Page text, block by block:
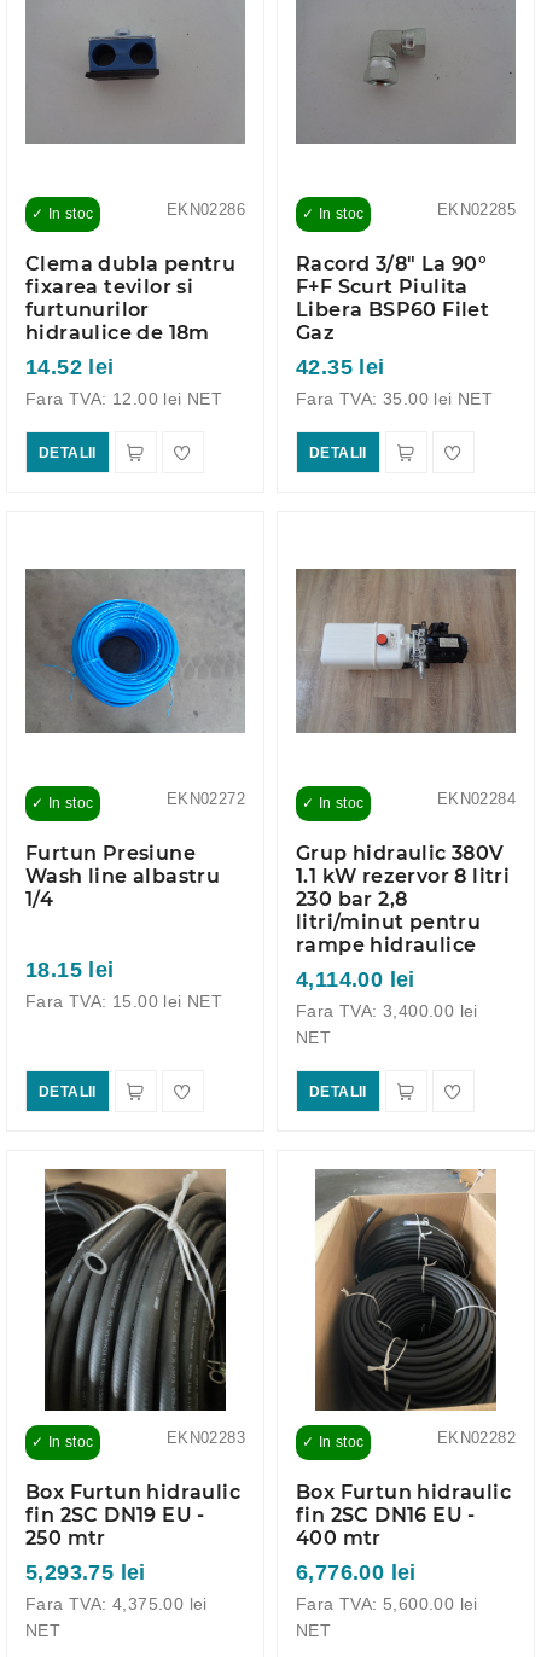
EKN02286
✓ In stoc
Clema dubla pentru
fixarea tevilor si
furtunurilor
hidraulice de 18m
14.52 lei
Fara TVA: 12.00 lei NET
DETALII
EKN02285
✓ In stoc
Racord 3/8" La 90°
F+F Scurt Piulita
Libera BSP60 Filet
Gaz
42.35 lei
Fara TVA: 35.00 lei NET
DETALII
EKN02272
✓ In stoc
Furtun Presiune
Wash line albastru
1/4
18.15 lei
Fara TVA: 15.00 lei NET
DETALII
EKN02284
✓ In stoc
Grup hidraulic 380V
1.1 kW rezervor 8 litri
230 bar 2,8
litri/minut pentru
rampe hidraulice
4,114.00 lei
Fara TVA: 3,400.00 lei
NET
DETALII
EKN02283
✓ In stoc
Box Furtun hidraulic
fin 2SC DN19 EU -
250 mtr
5,293.75 lei
Fara TVA: 4,375.00 lei
NET
EKN02282
✓ In stoc
Box Furtun hidraulic
fin 2SC DN16 EU -
400 mtr
6,776.00 lei
Fara TVA: 5,600.00 lei
NET